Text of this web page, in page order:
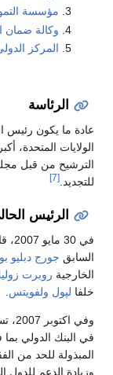
مؤسسة
وكالة ضمان
المركز
الرئاسة
عادة ما يكون رئيس
الولايات المتحدة،
الترشيح من قبل
للتجديد. [7]
الرئيس
في
السابق جورج دبليو
الخارجية روبرت
خلفا لپول ولفويتس
وفي
في البنك الدولي بما
المبذولة للحد من
وزيادة الدعم للدول